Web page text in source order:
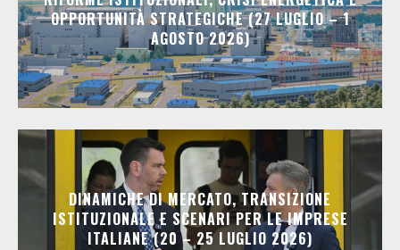
OPPORTUNITÀ STRATEGICHE (27 LUGLIO – 1
AGOSTO 2026)
DINAMICHE DI MERCATO, TRANSIZIONE
ISTITUZIONALE E SCENARI PER LE IMPRESE
ITALIANE (20 – 25 LUGLIO 2026)